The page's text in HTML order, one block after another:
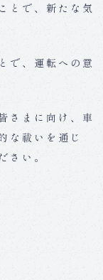
とで、新たな気
で、運転への意
さまに向け、車
な祓いを通じ
さい。